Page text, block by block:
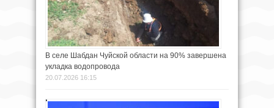
В селе Шабдан Чуйской области на 90% завершена
укладка водопровода
20.07.2026 16:15